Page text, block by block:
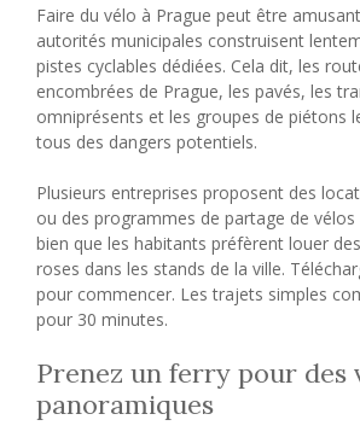
Faire du vélo à Prague peut être
autorités municipales construisent
pistes cyclables dédiées. Cela dit, les
encombrées de Prague, les pavés, les
omniprésents et les groupes de piétons
tous des dangers potentiels.
Plusieurs entreprises proposent des
ou des programmes de partage de
bien que les habitants préfèrent louer
roses dans les stands de la ville.
pour commencer. Les trajets simples
pour 30 minutes.
Prenez un ferry pour des
panoramiques